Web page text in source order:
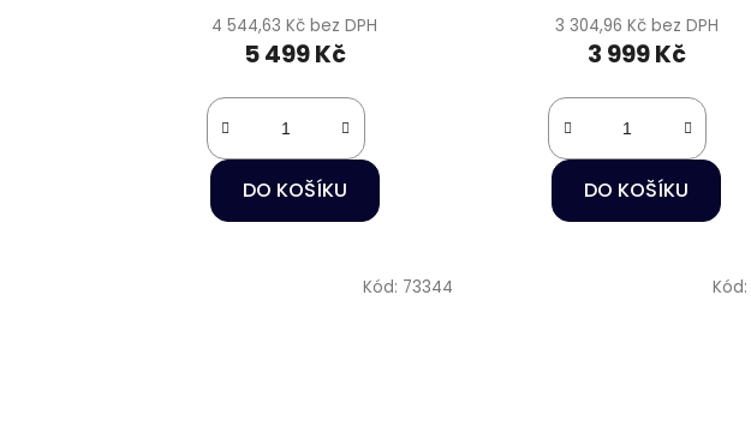
4 544,63 Kč bez DPH
5 499 Kč
DO KOŠÍKU
3 304,96 Kč bez DPH
3 999 Kč
DO KOŠÍKU
Kód: 73344 Kód: